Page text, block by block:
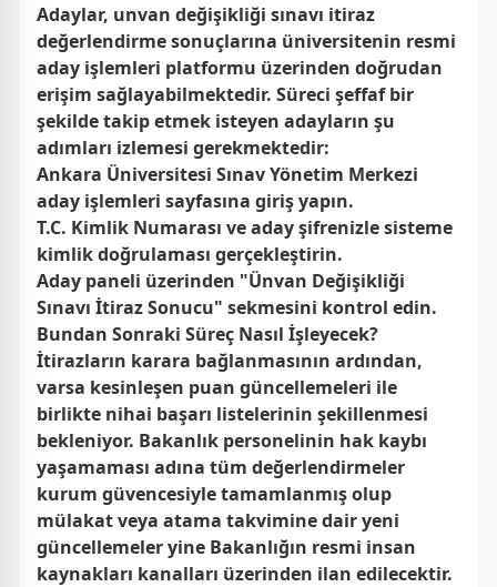
Adaylar, unvan değişikliği sınavı itiraz
değerlendirme sonuçlarına üniversitenin resmi
aday işlemleri platformu üzerinden doğrudan
erişim sağlayabilmektedir. Süreci şeffaf bir
şekilde takip etmek isteyen adayların şu
adımları izlemesi gerekmektedir:
Ankara Üniversitesi Sınav Yönetim Merkezi
aday işlemleri sayfasına giriş yapın.
T.C. Kimlik Numarası ve aday şifrenizle sisteme
kimlik doğrulaması gerçekleştirin.
Aday paneli üzerinden "Ünvan Değişikliği
Sınavı İtiraz Sonucu" sekmesini kontrol edin.
Bundan Sonraki Süreç Nasıl İşleyecek?
İtirazların karara bağlanmasının ardından,
varsa kesinleşen puan güncellemeleri ile
birlikte nihai başarı listelerinin şekillenmesi
bekleniyor. Bakanlık personelinin hak kaybı
yaşamaması adına tüm değerlendirmeler
kurum güvencesiyle tamamlanmış olup
mülakat veya atama takvimine dair yeni
güncellemeler yine Bakanlığın resmi insan
kaynakları kanalları üzerinden ilan edilecektir.